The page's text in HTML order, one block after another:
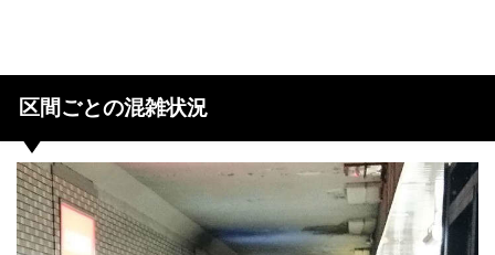
区間ごとの混雑状況